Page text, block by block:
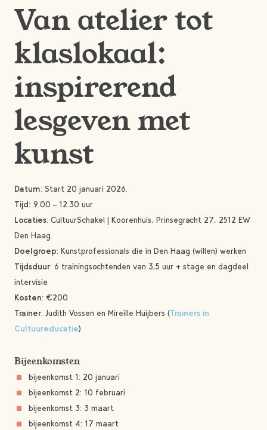
Van atelier tot
klaslokaal:
inspirerend
lesgeven met
kunst
Datum: Start 20 januari 2026.
Tijd: 9.00 – 12.30 uur
Locaties: CultuurSchakel | Koorenhuis, Prinsegracht 27, 2512 EW
Den Haag.
Doelgroep: Kunstprofessionals die in Den Haag (willen) werken
Tijdsduur: 6 trainingsochtenden van 3,5 uur + stage en dagdeel
intervisie
Kosten: €200
Trainer: Judith Vossen en Mireille Huijbers (Trainers in
Cultuureducatie)
Bijeenkomsten
bijeenkomst 1: 20 januari
bijeenkomst 2: 10 februari
bijeenkomst 3: 3 maart
bijeenkomst 4: 17 maart